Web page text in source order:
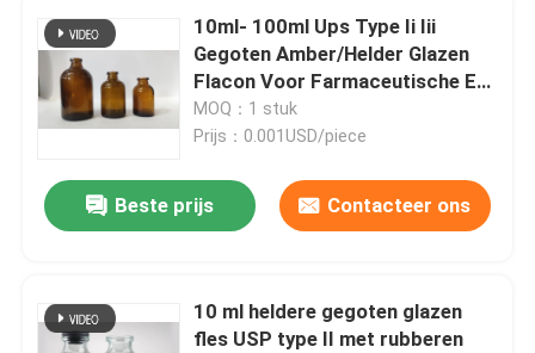
Over ons
Fabriekstocht
Nieuws
10ml- 100ml Ups Type Ii Iii
Gegoten Amber/Helder Glazen
Flacon Voor Farmaceutische En
Veterinaire Poeder Injectie
Packagi
MOQ：1 stuk
Prijs：0.001USD/piece
Beste prijs Contacteer ons
10 ml heldere gegoten glazen
fles USP type II met rubberen